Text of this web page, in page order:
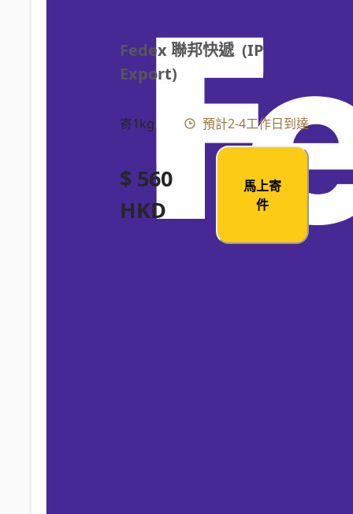
Fedex 聯邦快遞  (IP
Export)
寄1kg 預計2-4工作日到達
$ 560
HKD
馬上寄
件